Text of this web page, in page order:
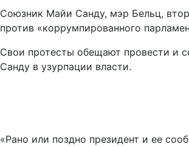
Союзник Майи Санду, мэр Бельц,
против «коррумпированного
Свои протесты обещают провести и
Санду в узурпации власти.
«Рано или поздно президент и ее